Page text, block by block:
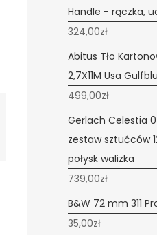
Handle - rączka,
324,00zł
Abitus Tło
2,7X11M Usa
499,00zł
Gerlach Celestia
zestaw sztućców
połysk walizka
739,00zł
B&W 72 mm 311
35,00zł